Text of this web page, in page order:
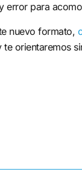
para
nuevo formato,
orientaremos